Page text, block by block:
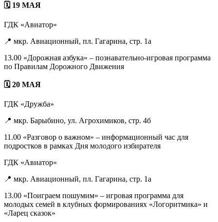
🗓 19 МАЯ
ГДК «Авиатор»
📍 мкр. Авиационный, пл. Гагарина, стр. 1а
13.00 «Дорожная азбука» – познавательно-игровая программа
по Правилам Дорожного Движения
🗓 20 МАЯ
ГДК «Дружба»
📍 мкр. Барыбино, ул. Агрохимиков, стр. 4б
11.00 «Разговор о важном» – информационный час для
подростков в рамках Дня молодого избирателя
ГДК «Авиатор»
📍 мкр. Авиационный, пл. Гагарина, стр. 1а
13.00 «Поиграем пошумим» – игровая программа для
молодых семей в клубных формированиях «Логоритмика» и
«Ларец сказок»